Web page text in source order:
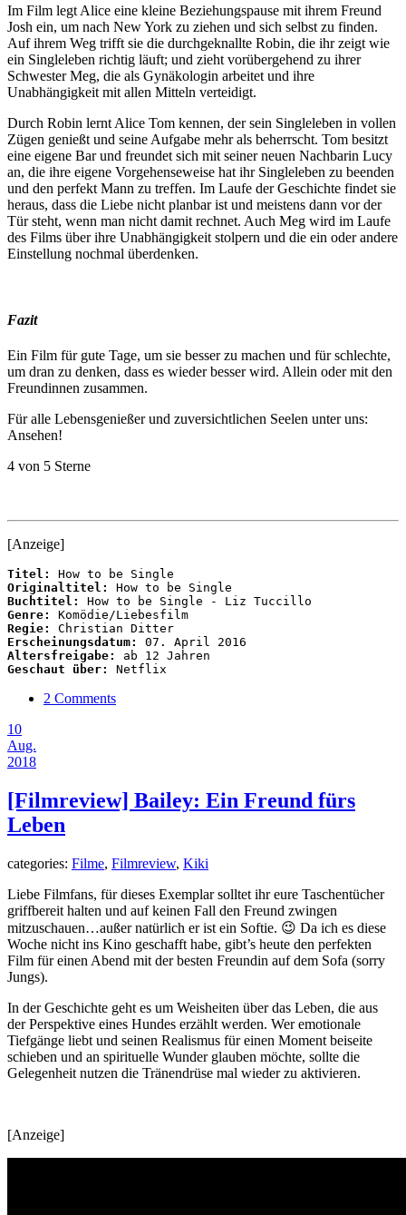
Im Film legt Alice eine kleine Beziehungspause mit ihrem Freund
Josh ein, um nach New York zu ziehen und sich selbst zu finden.
Auf ihrem Weg trifft sie die durchgeknallte Robin, die ihr zeigt wie
ein Singleleben richtig läuft; und zieht vorübergehend zu ihrer
Schwester Meg, die als Gynäkologin arbeitet und ihre
Unabhängigkeit mit allen Mitteln verteidigt.
Durch Robin lernt Alice Tom kennen, der sein Singleleben in vollen
Zügen genießt und seine Aufgabe mehr als beherrscht. Tom besitzt
eine eigene Bar und freundet sich mit seiner neuen Nachbarin Lucy
an, die ihre eigene Vorgehenseweise hat ihr Singleleben zu beenden
und den perfekt Mann zu treffen. Im Laufe der Geschichte findet sie
heraus, dass die Liebe nicht planbar ist und meistens dann vor der
Tür steht, wenn man nicht damit rechnet. Auch Meg wird im Laufe
des Films über ihre Unabhängigkeit stolpern und die ein oder andere
Einstellung nochmal überdenken.
Fazit
Ein Film für gute Tage, um sie besser zu machen und für schlechte,
um dran zu denken, dass es wieder besser wird. Allein oder mit den
Freundinnen zusammen.
Für alle Lebensgenießer und zuversichtlichen Seelen unter uns:
Ansehen!
4 von 5 Sterne
[Anzeige]
Titel:
Originaltitel:
Buchtitel:
Genre:
Regie:
Erscheinungsdatum:
Altersfreigabe:
Geschaut über:
Netflix
2 Comments
10
Aug.
2018
[Filmreview] Bailey: Ein Freund fürs
Leben
categories: Filme, Filmreview, Kiki
Liebe Filmfans, für dieses Exemplar solltet ihr eure Taschentücher
griffbereit halten und auf keinen Fall den Freund zwingen
mitzuschauen…außer natürlich er ist ein Softie. 😉 Da ich es diese
Woche nicht ins Kino geschafft habe, gibt’s heute den perfekten
Film für einen Abend mit der besten Freundin auf dem Sofa (sorry
Jungs).
In der Geschichte geht es um Weisheiten über das Leben, die aus
der Perspektive eines Hundes erzählt werden. Wer emotionale
Tiefgänge liebt und seinen Realismus für einen Moment beiseite
schieben und an spirituelle Wunder glauben möchte, sollte die
Gelegenheit nutzen die Tränendrüse mal wieder zu aktivieren.
[Anzeige]